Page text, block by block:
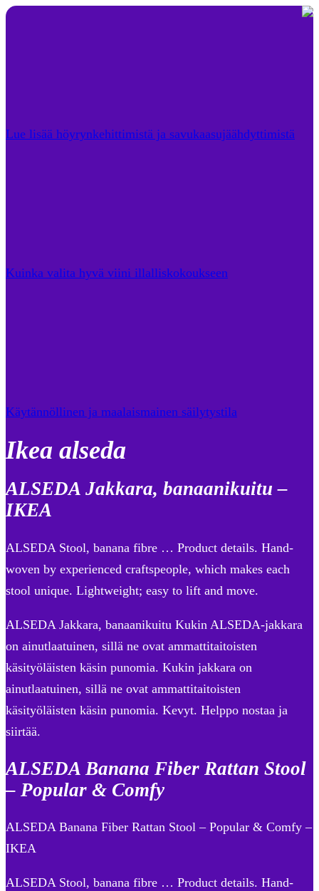
Lue lisää höyrynkehittimistä ja savukaasujäähdyttimistä
Kuinka valita hyvä viini illalliskokoukseen
Käytännöllinen ja maalaismainen säilytystila
Ikea alseda
ALSEDA Jakkara, banaanikuitu –
IKEA
ALSEDA Stool, banana fibre … Product details. Hand-
woven by experienced craftspeople, which makes each
stool unique. Lightweight; easy to lift and move.
ALSEDA Jakkara, banaanikuitu Kukin ALSEDA-jakkara
on ainutlaatuinen, sillä ne ovat ammattitaitoisten
käsityöläisten käsin punomia. Kukin jakkara on
ainutlaatuinen, sillä ne ovat ammattitaitoisten
käsityöläisten käsin punomia. Kevyt. Helppo nostaa ja
siirtää.
ALSEDA Banana Fiber Rattan Stool
– Popular & Comfy
ALSEDA Banana Fiber Rattan Stool – Popular & Comfy –
IKEA
ALSEDA Stool, banana fibre … Product details. Hand-